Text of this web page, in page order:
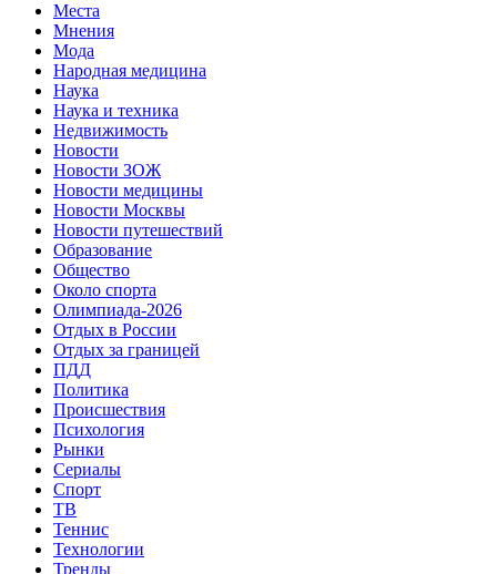
Места
Мнения
Мода
Народная медицина
Наука
Наука и техника
Недвижимость
Новости
Новости ЗОЖ
Новости медицины
Новости Москвы
Новости путешествий
Образование
Общество
Около спорта
Олимпиада-2026
Отдых в России
Отдых за границей
ПДД
Политика
Происшествия
Психология
Рынки
Сериалы
Спорт
ТВ
Теннис
Технологии
Тренды